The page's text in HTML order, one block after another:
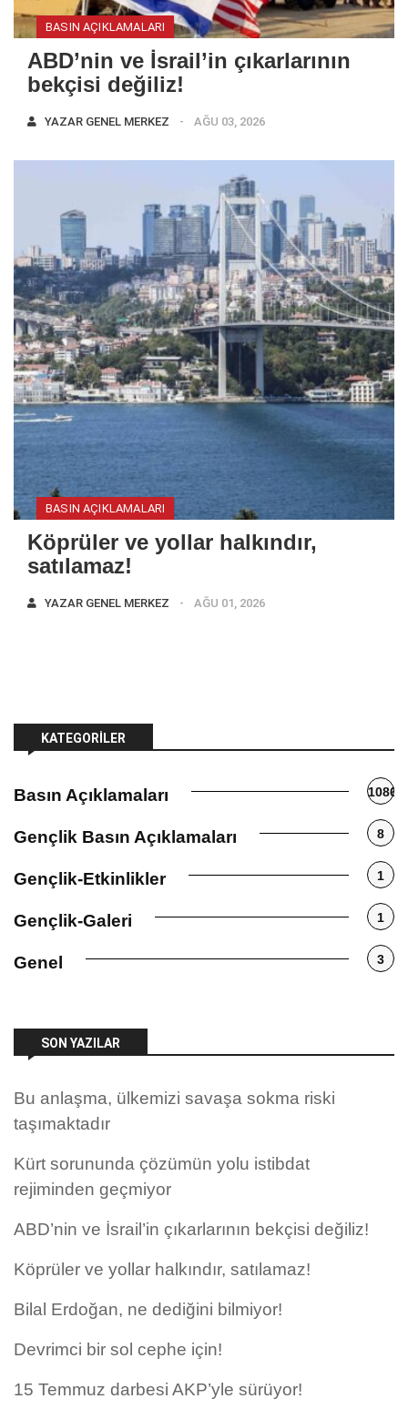
BASIN AÇIKLAMALARI
ABD’nin ve İsrail’in çıkarlarının
bekçisi değiliz!
YAZAR GENEL MERKEZ AĞU 03, 2026
BASIN AÇIKLAMALARI
Köprüler ve yollar halkındır,
satılamaz!
YAZAR GENEL MERKEZ AĞU 01, 2026
KATEGORILER
Basın Açıklamaları 1086
Gençlik Basın Açıklamaları 8
Gençlik-Etkinlikler 1
Gençlik-Galeri 1
Genel 3
SON YAZILAR
Bu anlaşma, ülkemizi savaşa sokma riski
taşımaktadır
Kürt sorununda çözümün yolu istibdat
rejiminden geçmiyor
ABD’nin ve İsrail’in çıkarlarının bekçisi değiliz!
Köprüler ve yollar halkındır, satılamaz!
Bilal Erdoğan, ne dediğini bilmiyor!
Devrimci bir sol cephe için!
15 Temmuz darbesi AKP’yle sürüyor!